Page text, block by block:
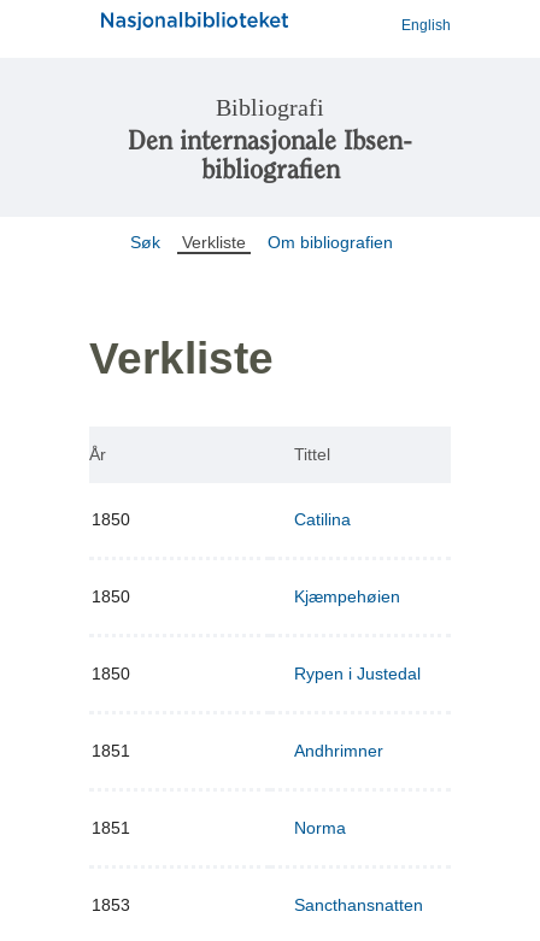
English
Bibliografi
Den internasjonale Ibsen-
bibliografien
Søk Verkliste Om bibliografien
Verkliste
År Tittel
1850 Catilina
1850 Kjæmpehøien
1850 Rypen i Justedal
1851 Andhrimner
1851 Norma
1853 Sancthansnatten